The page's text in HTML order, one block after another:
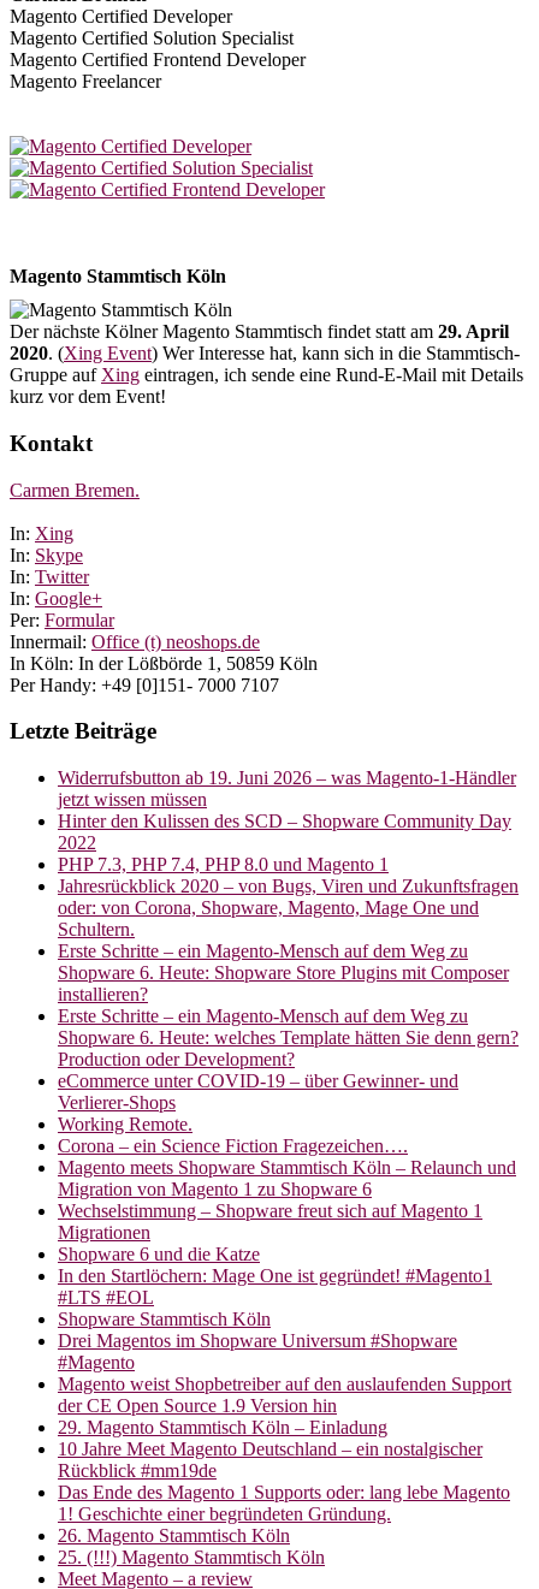
Magento Certified Developer
Magento Certified Solution Specialist
Magento Certified Frontend Developer
Magento Freelancer
Magento Stammtisch Köln
Der nächste Kölner Magento Stammtisch findet statt am 29. April
2020. (Xing Event) Wer Interesse hat, kann sich in die Stammtisch-
Gruppe auf Xing eintragen, ich sende eine Rund-E-Mail mit Details
kurz vor dem Event!
Kontakt
Carmen Bremen.
In: Xing
In: Skype
In: Twitter
In: Google+
Per: Formular
Innermail: Office (t) neoshops.de
In Köln: In der Lößbörde 1, 50859 Köln
Per Handy: +49 [0]151- 7000 7107
Letzte Beiträge
Widerrufsbutton ab 19. Juni 2026 – was Magento-1-Händler
jetzt wissen müssen
Hinter den Kulissen des SCD – Shopware Community Day
2022
PHP 7.3, PHP 7.4, PHP 8.0 und Magento 1
Jahresrückblick 2020 – von Bugs, Viren und Zukunftsfragen
oder: von Corona, Shopware, Magento, Mage One und
Schultern.
Erste Schritte – ein Magento-Mensch auf dem Weg zu
Shopware 6. Heute: Shopware Store Plugins mit Composer
installieren?
Erste Schritte – ein Magento-Mensch auf dem Weg zu
Shopware 6. Heute: welches Template hätten Sie denn gern?
Production oder Development?
eCommerce unter COVID-19 – über Gewinner- und
Verlierer-Shops
Working Remote.
Corona – ein Science Fiction Fragezeichen….
Magento meets Shopware Stammtisch Köln – Relaunch und
Migration von Magento 1 zu Shopware 6
Wechselstimmung – Shopware freut sich auf Magento 1
Migrationen
Shopware 6 und die Katze
In den Startlöchern: Mage One ist gegründet! #Magento1
#LTS #EOL
Shopware Stammtisch Köln
Drei Magentos im Shopware Universum #Shopware
#Magento
Magento weist Shopbetreiber auf den auslaufenden Support
der CE Open Source 1.9 Version hin
29. Magento Stammtisch Köln – Einladung
10 Jahre Meet Magento Deutschland – ein nostalgischer
Rückblick #mm19de
Das Ende des Magento 1 Supports oder: lang lebe Magento
1! Geschichte einer begründeten Gründung.
26. Magento Stammtisch Köln
25. (!!!) Magento Stammtisch Köln
Meet Magento – a review